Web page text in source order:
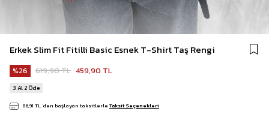
Erkek Slim Fit Fitilli Basic Esnek T-Shirt Taş Rengi
26 619,90 TL 459,90 TL
3 Al 2 Öde
86,91 TL`den başlayan taksitlerle Taksit Seçenekleri